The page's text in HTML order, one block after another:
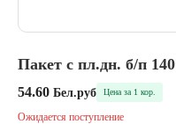
Пакет с пл.дн. б/п
54.60 Бел.руб Цена за 1 кор.
Ожидается поступление